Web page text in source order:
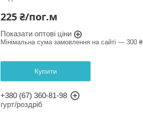
225 ₴/пог.м
Показати оптові ціни
Мінімальна сума замовлення на сайті — 300 ₴
Купити
+380 (67) 360-81-98
гурт/роздріб